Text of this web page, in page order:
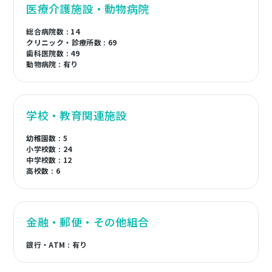
医療介護施設・動物病院
総合病院数 : 14
クリニック・診療所数 : 69
歯科医院数 : 49
動物病院 : 有り
学校・教育関連施設
幼稚園数 : 5
小学校数 : 24
中学校数 : 12
高校数 : 6
金融・郵便・その他組合
銀行・ATM : 有り